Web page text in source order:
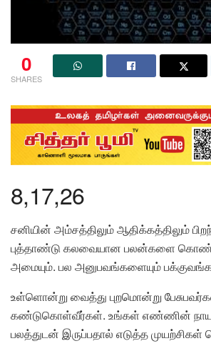
0
SHARES
8,17,26
சனியின் அம்சத்திலும் ஆதிக்கத்திலும்
புத்தாண்டு கலவையான பலன்களை
அமையும். பல அனுபவங்களையும்
உள்ளொன்று வைத்து புறமொன்று
கண்டுகொள்வீர்கள். உங்கள் எண்ணின்
பலத்துடன் இருப்பதால் எடுத்த முயற்சிகள்